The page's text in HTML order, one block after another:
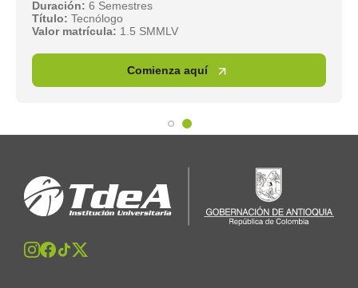
SMMLV